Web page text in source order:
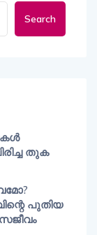
Search
തുക
പുതിയ